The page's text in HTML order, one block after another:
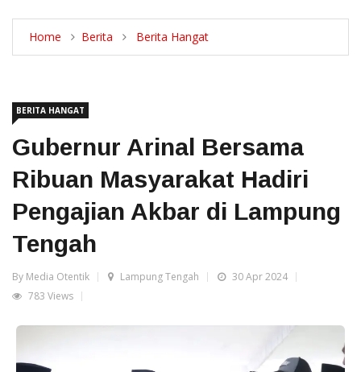
Home Berita Berita Hangat
BERITA HANGAT
Gubernur Arinal Bersama
Ribuan Masyarakat Hadiri
Pengajian Akbar di Lampung
Tengah
By Media Otentik Lampung Tengah
30 Apr 2024
783 Views